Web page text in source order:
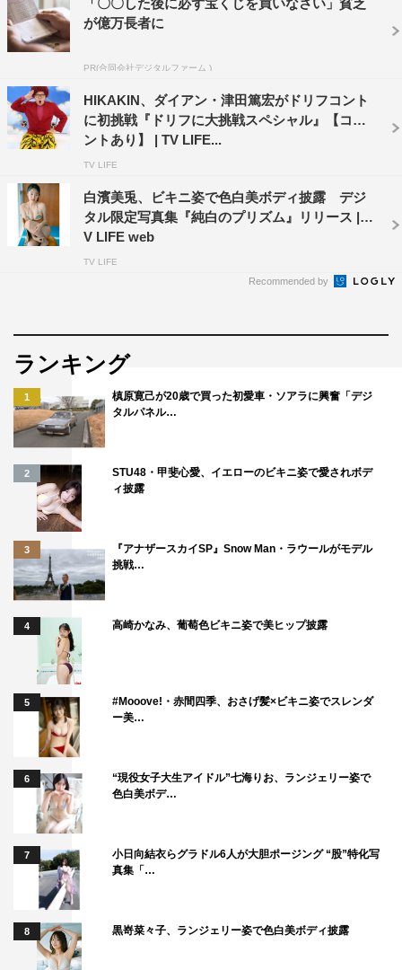
「〇〇した後に必ず宝くじを買いなさい」貧乏
が億万長者に
PR(合同会社デジタルファーム )
HIKAKIN、ダイアン・津田篤宏がドリフコント
に初挑戦『ドリフに大挑戦スペシャル』【コメ
ントあり】 | TV LIFE...
TV LIFE
白濱美兎、ビキニ姿で色白美ボディ披露 デジ
タル限定写真集『純白のプリズム』リリース | T
V LIFE web
TV LIFE
Recommended by
ランキング
1
槙原寛己が20歳で買った初愛車・ソアラに興奮「デジ
タルパネル…
2
STU48・甲斐心愛、イエローのビキニ姿で愛されボデ
ィ披露
3
『アナザースカイSP』Snow Man・ラウールがモデル
挑戦…
4 高崎かなみ、葡萄色ビキニ姿で美ヒップ披露
5
#Mooove!・赤間四季、おさげ髪×ビキニ姿でスレンダ
ー美…
6
“現役女子大生アイドル”七海りお、ランジェリー姿で
色白美ボデ…
7
小日向結衣らグラドル6人が大胆ポージング “股”特化写
真集「…
8 黒嵜菜々子、ランジェリー姿で色白美ボディ披露